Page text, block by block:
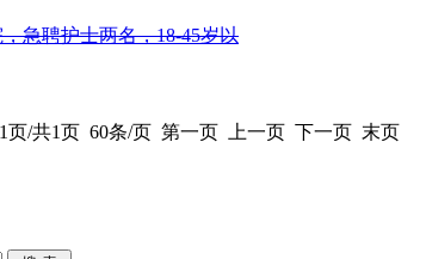
急聘护士两名，18-45岁以
页/共1页 60条/页 第一页 上一页 下一页 末页